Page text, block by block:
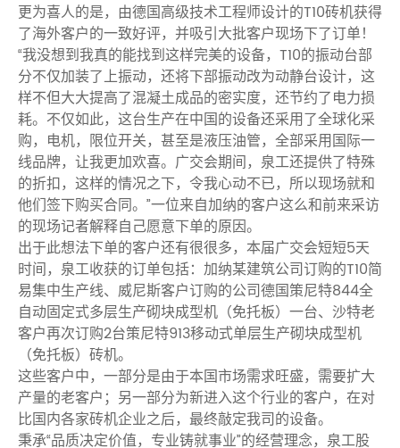
更为喜人的是，由德国高级技术工程师设计的T10砖机获得
了海外客户的一致好评，并吸引大批客户现场下了订单！
“我没想到我真的能找到这样完美的设备，T10的振动台部
分不仅加装了上振动，还将下部振动改为动静台设计，这
样不但大大提高了混凝土成品的密实度，还节约了电力损
耗。不仅如此，这台生产在中国的设备还采用了全球化采
购，电机，限位开关，甚至是液压油管，全部采用国际一
线品牌，让我更加欢喜。广交会期间，泉工还提供了特殊
的折扣，这样的情况之下，令我心动不已，所以现场就和
他们签下购买合同。”一位来自加纳的客户这么和前来采访
的现场记者解释自己愿意下单的原因。
出于此想法下单的客户还有很很多，本届广交会短短5天
时间，泉工收获的订单包括：加纳某建筑公司订购的T10简
易集中生产线、威尼斯客户订购的公司德国策尼特844全
自动固定式多层生产砌块成型机（免托板）一台、沙特老
客户再次订购2台策尼特913移动式单层生产砌块成型机
（免托板）砖机。
这些客户中，一部分是由于本国市场需求旺盛，需要扩大
产量的老客户；另一部分为新进入这个行业的客户，在对
比国内各家砖机企业之后，最终敲定我司的设备。
秉承“品质决定价值，专业铸就事业”的经营理念，泉工股